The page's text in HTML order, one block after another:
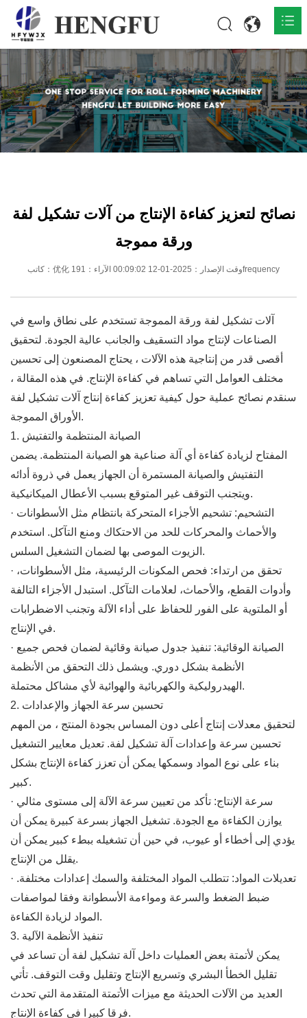
المنزل
المنتجات 
حول 
نصائح لتعزيز كفاءة الإنتاج من آلات تشكيل لفة
ورقة مموجة
كاتب：优化 وقت الإصدار：2025-01-12 00:09:02 الآراء：191frequency
آلات تشكيل لفة ورقة المموجة تستخدم على نطاق واسع في
الصناعات لإنتاج مواد التسقيف والجانب عالية الجودة. لتحقيق
أقصى قدر من إنتاجية هذه الآلات ، يحتاج المصنعون إلى تحسين
مختلف العوامل التي تساهم في كفاءة الإنتاج. في هذه المقالة ،
سنقدم نصائح عملية حول كيفية تعزيز كفاءة إنتاج آلات تشكيل لفة
الأوراق المموجة.
1. الصيانة المنتظمة والتفتيش
المفتاح لزيادة كفاءة أي آلة صناعية هو الصيانة المنتظمة. يضمن
التفتيش والصيانة المستمرة أن الجهاز يعمل في ذروة أدائه
ويتجنب التوقف غير المتوقع بسبب الأعطال الميكانيكية.
· التشحيم: تشحيم الأجزاء المتحركة بانتظام مثل الأسطوانات
والأحماث والمحركات للحد من الاحتكاك ومنع التآكل. استخدم
الزيوت الموصى بها لضمان التشغيل السلس.
· تحقق من ارتداء: فحص المكونات الرئيسية، مثل الأسطوانات،
وأدوات القطع، والأحماث، لعلامات التآكل. استبدل الأجزاء التالفة
أو الملتوية على الفور للحفاظ على أداء الآلة وتجنب الاضطرابات
في الإنتاج.
· الصيانة الوقائية: تنفيذ جدول صيانة وقائية لضمان فحص جميع
الأنظمة بشكل دوري. ويشمل ذلك التحقق من الأنظمة
الهيدروليكية والكهربائية والهوائية لأي مشاكل محتملة.
2. تحسين سرعة الجهاز والإعدادات
لتحقيق معدلات إنتاج أعلى دون المساس بجودة المنتج ، من المهم
تحسين سرعة وإعدادات آلة تشكيل لفة. تعديل معايير التشغيل
بناء على نوع المواد وسمكها يمكن أن تعزز كفاءة الإنتاج بشكل
كبير.
· سرعة الإنتاج: تأكد من تعيين سرعة الآلة إلى مستوى مثالي
يوازن الكفاءة مع الجودة. تشغيل الجهاز بسرعة كبيرة يمكن أن
يؤدي إلى أخطاء أو عيوب، في حين أن تشغيله ببطء كبير يمكن أن
يقلل من الإنتاج.
· تعديلات المواد: تتطلب المواد المختلفة والسمك إعدادات مختلفة.
ضبط الضغط والسرعة ومواءمة الأسطوانة وفقا لمواصفات
المواد لزيادة الكفاءة.
3. تنفيذ الأنظمة الآلية
يمكن لأتمتة بعض العمليات داخل آلة تشكيل لفة أن تساعد في
تقليل الخطأ البشري وتسريع الإنتاج وتقليل وقت التوقف. تأتي
العديد من الآلات الحديثة مع ميزات الأتمتة المتقدمة التي تحدث
فرقا كبيرا في كفاءة الإنتاج.